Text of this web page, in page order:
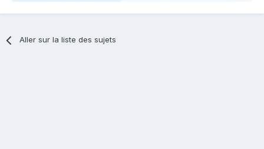
Aller sur la liste des sujets